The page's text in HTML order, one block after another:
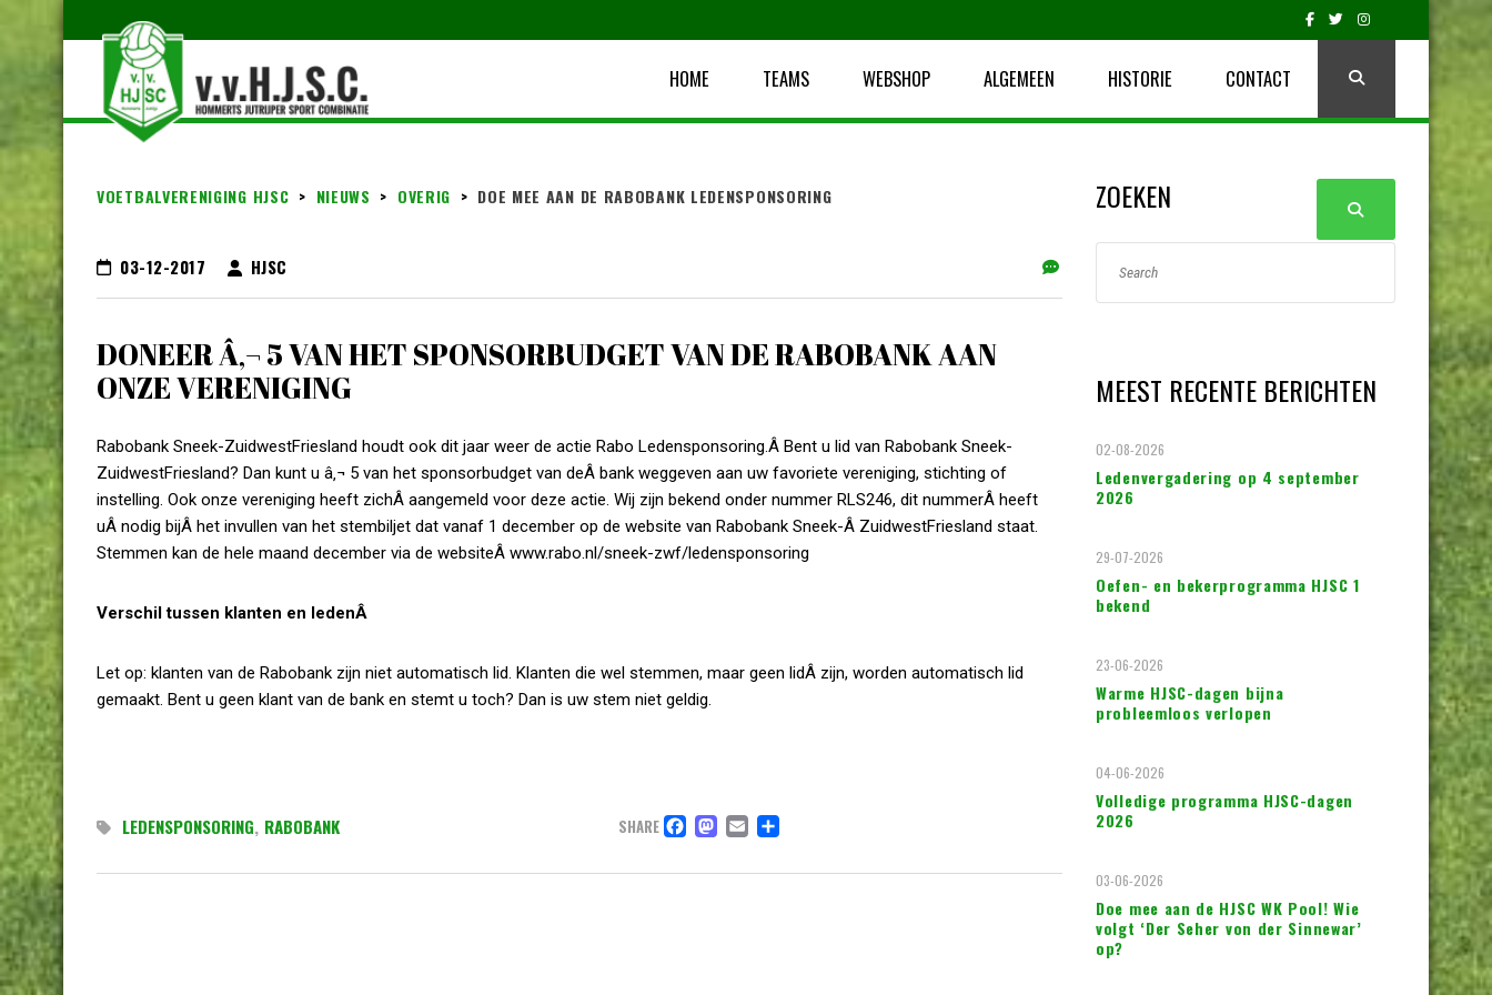
HOME TEAMS WEBSHOP ALGEMEEN HISTORIE CONTACT
VOETBALVERENIGING HJSC > NIEUWS > OVERIG > DOE MEE AAN DE RABOBANK LEDENSPONSORING
03-12-2017 HJSC
DONEER Â‚¬ 5 VAN HET SPONSORBUDGET VAN DE RABOBANK AAN
ONZE VERENIGING
Rabobank Sneek-ZuidwestFriesland houdt ook dit jaar weer de actie Rabo Ledensponsoring.Â Bent u lid van Rabobank Sneek-
ZuidwestFriesland? Dan kunt u â‚¬ 5 van het sponsorbudget van deÂ bank weggeven aan uw favoriete vereniging, stichting of
instelling. Ook onze vereniging heeft zichÂ aangemeld voor deze actie. Wij zijn bekend onder nummer RLS246, dit nummerÂ heeft
uÂ nodig bijÂ het invullen van het stembiljet dat vanaf 1 december op de website van Rabobank Sneek-Â ZuidwestFriesland staat.
Stemmen kan de hele maand december via de websiteÂ www.rabo.nl/sneek-zwf/ledensponsoring
Verschil tussen klanten en ledenÂ
Let op: klanten van de Rabobank zijn niet automatisch lid. Klanten die wel stemmen, maar geen lidÂ zijn, worden automatisch lid
gemaakt. Bent u geen klant van de bank en stemt u toch? Dan is uw stem niet geldig.
LEDENSPONSORING, RABOBANK SHARE FACEBOOK
MASTODON
EMAIL
ZOEKEN
MEEST RECENTE BERICHTEN
Ledenvergadering op 4 september
2026
02-08-2026
Oefen- en bekerprogramma HJSC 1
bekend
29-07-2026
Warme HJSC-dagen bijna
probleemloos verlopen
23-06-2026
Volledige programma HJSC-dagen
2026
04-06-2026
Doe mee aan de HJSC WK Pool! Wie
volgt ‘Der Seher von der Sinnewar’
op?
03-06-2026